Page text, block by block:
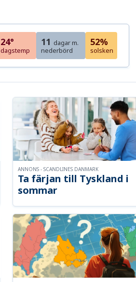
24°
dagstemp
11 dagar m.
nederbörd
52%
solsken
Ta färjan till Tyskland i
sommar
ANNONS - SCANDLINES DANMARK